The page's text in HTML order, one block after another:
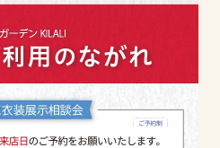
五三試着会」開催決定！